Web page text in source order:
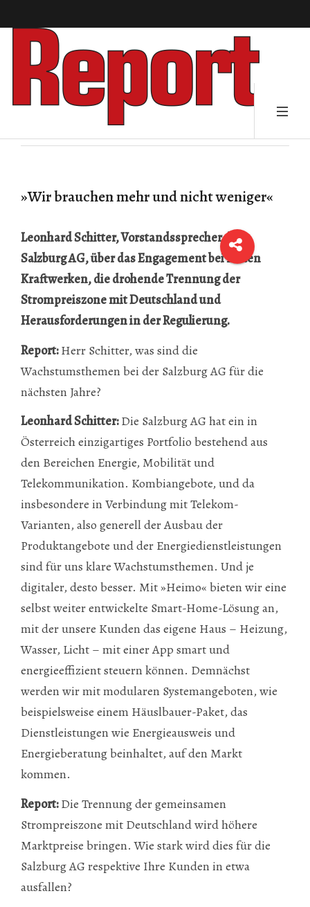
»Wir brauchen mehr und nicht weniger«
Leonhard Schitter, Vorstandssprecher der
Salzburg AG, über das Engagement bei neuen
Kraftwerken, die drohende Trennung der
Strompreiszone mit Deutschland und
Herausforderungen in der Regulierung.
Report:Herr Schitter, was sind die
Wachstumsthemen bei der Salzburg AG für die
nächsten Jahre?
Leonhard Schitter:Die Salzburg AG hat ein in
Österreich einzigartiges Portfolio bestehend aus
den Bereichen Energie, Mobilität und
Telekommunikation. Kombiangebote, und da
insbesondere in Verbindung mit Telekom-
Varianten, also generell der Ausbau der
Produktangebote und der Energiedienstleistungen
sind für uns klare Wachstumsthemen. Und je
digitaler, desto besser. Mit »Heimo« bieten wir eine
selbst weiter entwickelte Smart-Home-Lösung an,
mit der unsere Kunden das eigene Haus – Heizung,
Wasser, Licht – mit einer App smart und
energieeffizient steuern können. Demnächst
werden wir mit modularen Systemangeboten, wie
beispielsweise einem Häuslbauer-Paket, das
Dienstleistungen wie Energieausweis und
Energieberatung beinhaltet, auf den Markt
kommen.
Report:Die Trennung der gemeinsamen
Strompreiszone mit Deutschland wird höhere
Marktpreise bringen. Wie stark wird dies für die
Salzburg AG respektive Ihre Kunden in etwa
ausfallen?